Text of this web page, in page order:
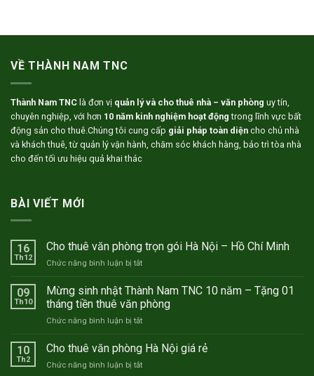
VỀ THÀNH NAM TNC
Thành Nam TNC là đơn vị quản lý và cho thuê nhà – văn phòng uy tín,
chuyên nghiệp, với hơn 10 năm kinh nghiệm hoạt động trong lĩnh vực bất
động sản cho thuê.Chúng tôi cung cấp giải pháp toàn diện cho chủ nhà
và khách thuê, từ quản lý vận hành, chăm sóc khách hàng, bảo trì tòa nhà
cho đến tối ưu hiệu quả khai thác
BÀI VIẾT MỚI
16
Th12
Cho thuê văn phòng trọn gói Hà Nội – Hồ Chí Minh
Chức năng bình luận bị tắtở
thuê
văn
phòng
trọn
Hà
–
09
Th10
Mừng sinh nhật Thành Nam TNC 10 năm – Tặng 01
tháng tiền thuê văn phòng
Chức năng bình luận bị tắtở
sinh
Thành
10
Th2
Cho thuê văn phòng Hà Nội giá rẻ
Chức năng bình luận bị tắtở